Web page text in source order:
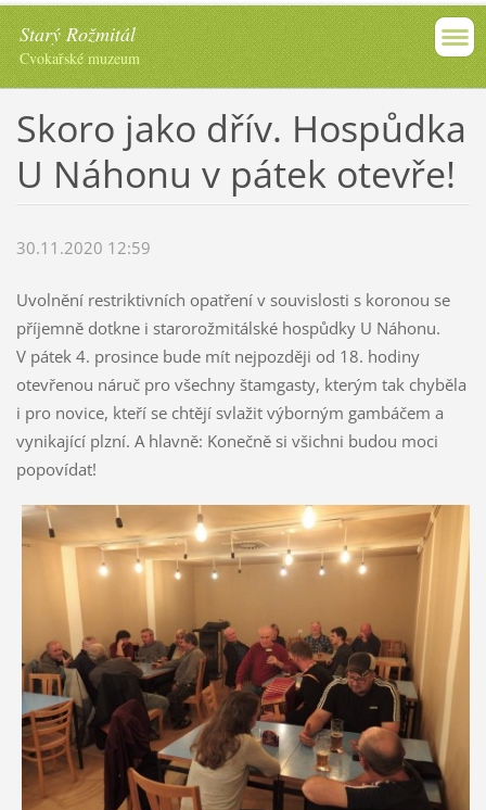
Starý Rožmitál
Cvokařské muzeum
Skoro jako dřív. Hospůdka
U Náhonu v pátek otevře!
30.11.2020 12:59
Uvolnění restriktivních opatření v souvislosti s koronou se
příjemně dotkne i starorožmitálské hospůdky U Náhonu.
V pátek 4. prosince bude mít nejpozději od 18. hodiny
otevřenou náruč pro všechny štamgasty, kterým tak chyběla
i pro novice, kteří se chtějí svlažit výborným gambáčem a
vynikající plzní. A hlavně: Konečně si všichni budou moci
popovídat!